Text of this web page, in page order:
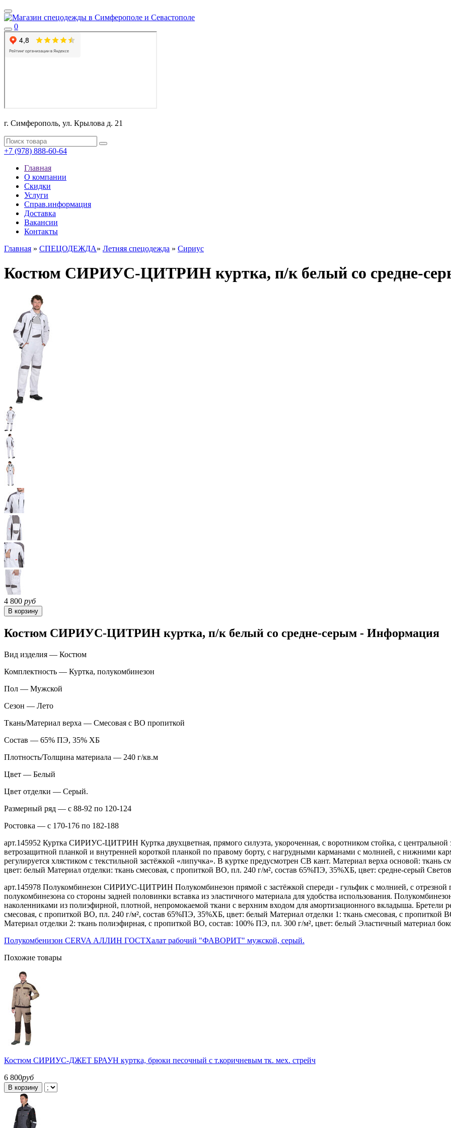
0
г. Симферополь, ул. Крылова д. 21
+7 (978) 888-60-64
Главная
О компании
Скидки
Услуги
Справ.информация
Доставка
Вакансии
Контакты
Главная » СПЕЦОДЕЖДА» Летняя спецодежда » Сириус
Костюм СИРИУС-ЦИТРИН куртка, п/к белый со средне-
4 800 руб
Костюм СИРИУС-ЦИТРИН куртка, п/к белый со средне-серым - Информация
Вид изделия — Костюм
Комплектность — Куртка, полукомбинезон
Пол — Мужской
Сезон — Лето
Ткань/Материал верха — Смесовая с ВО пропиткой
Состав — 65% ПЭ, 35% ХБ
Плотность/Толщина материала — 240 г/кв.м
Цвет — Белый
Цвет отделки — Серый.
Размерный ряд — с 88-92 по 120-124
Ростовка — с 170-176 по 182-188
арт.145952 Куртка СИРИУС-ЦИТРИН Куртка двухцветная, прямого силуэта, укороченная, с воротником стойка, с
ветрозащитной планкой и внутренней короткой планкой по правому борту, с нагрудными карманами с молнией, с нижними
регулируется хлястиком с текстильной застёжкой «липучка». В куртке предусмотрен СВ кант. Материал верха основой:
цвет: белый Материал отделки: ткань смесовая, с пропиткой ВО, пл. 240 г/м², состав 65%ПЭ, 35%ХБ, цвет: средне-серый
арт.145978 Полукомбинезон СИРИУС-ЦИТРИН Полукомбинезон прямой с застёжкой спереди - гульфик с молнией, с отрезной
полукомбинезона со стороны задней половинки вставка из эластичного материала для удобства использования.
наколенниками из полиэфирной, плотной, непромокаемой ткани с верхним входом для амортизационного вкладыша. Бретели
смесовая, с пропиткой ВО, пл. 240 г/м², состав 65%ПЭ, 35%ХБ, цвет: белый Материал отделки 1: ткань смесовая, с
Материал отделки 2: ткань полиэфирная, с пропиткой ВО, состав: 100% ПЭ, пл. 300 г/м², цвет: белый Эластичный материал
Полукомбенизон CERVA АЛЛИН ГОСТХалат рабочий "ФАВОРИТ" мужской, серый.
Похожие товары
Костюм СИРИУС-ДЖЕТ БРАУН куртка, брюки песочный с т.коричневым тк. мех. стрейч
6 800руб
В корзину